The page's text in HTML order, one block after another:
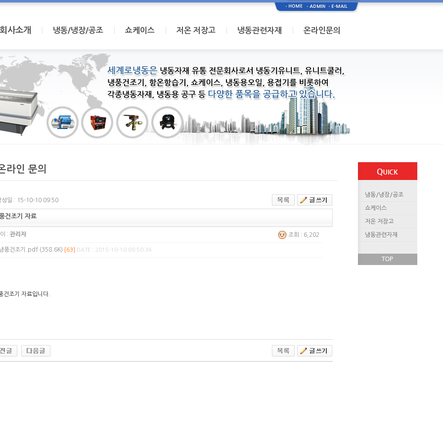
회사소개 냉동/냉장/공조 쇼케이스 저온 저장고 냉동관련자재 온라인문의
라인 문의
성일 : 15-10-10 09:50
건조기 자료
: 관리자 조회 : 6,202
풍건조기.pdf (358.6K) [63] DATE : 2015-10-10 09:50:34
건조기 자료입니다.
냉동/냉장/공조
쇼케이스
저온 저장고
냉동관련자재